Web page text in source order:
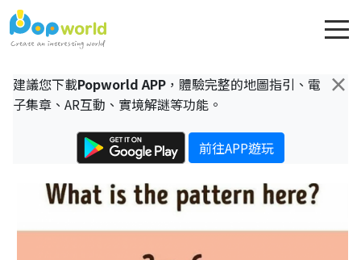
×
建議您下載Popworld APP ，體驗完整的地圖指引、電
子集章、AR互動、實境解謎等功能。
前往APP遊玩